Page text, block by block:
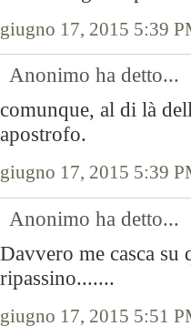
giugno 17, 2015 5:39
Anonimo ha detto...
comunque, al di là
apostrofo.
giugno 17, 2015 5:39
Anonimo ha detto...
Davvero me casca su
ripassino.......
giugno 17, 2015 5:51